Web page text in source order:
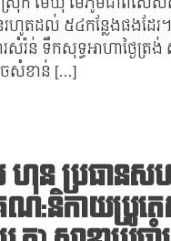
តដល់ ៥៤កន្លែងផងដែរ។
សំរ៉ន់​ ទឹកសុទ្ធអាហាថ្ងៃត្រង់​
ខាន់ […]
ហុន​​ ប្រធាន
:និកាយប្រូតេ